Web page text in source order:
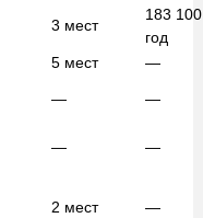
3 мест
183
год
5 мест
—
— —
— —
2 мест —